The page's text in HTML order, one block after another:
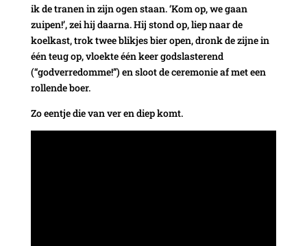
ik de tranen in zijn ogen staan. ‘Kom op, we gaan
zuipen!’, zei hij daarna. Hij stond op, liep naar de
koelkast, trok twee blikjes bier open, dronk de zijne in
één teug op, vloekte één keer godslasterend
(“godverredomme!”) en sloot de ceremonie af met een
rollende boer.
Zo eentje die van ver en diep komt.